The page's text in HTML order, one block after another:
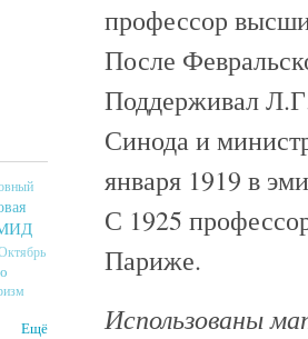
Ещё
профессор
После
Поддерживал
Синода и
января 1919 в
С 1925
Париже.
Использованы